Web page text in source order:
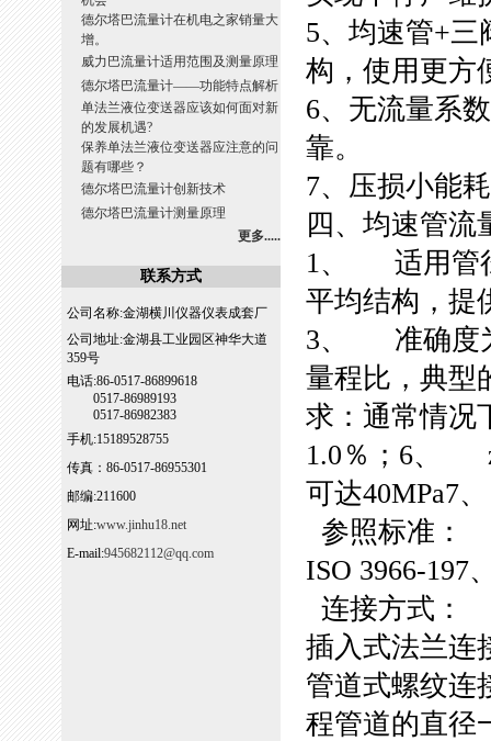
德尔塔巴流量计在机电之家销量大
增。
威力巴流量计适用范围及测量原理
德尔塔巴流量计——功能特点解析
单法兰液位变送器应该如何面对新
的发展机遇?
保养单法兰液位变送器应注意的问
题有哪些？
德尔塔巴流量计创新技术
德尔塔巴流量计测量原理
更多.....
联系方式
公司名称:金湖横川仪器仪表成套厂
公司地址:金湖县工业园区神华大道
359号
电话:86-0517-86899618
0517-86989193
0517-86982383
手机:15189528755
传真：86-0517-86955301
邮编:211600
网址:www.jinhu18.net
E-mail:945682112@qq.com
5、均速管+三
构，使用更方
6、无流量系
靠。
7、压损小能
四、均速管流
1、 适用管
平均结构，提
3、 准确度
量程比，典
求：通常情况
1.0％；6、
可达
参照标准：
ISO 3966-197
连接方式：
插入式法兰连
管道式螺纹连
程管道的直径